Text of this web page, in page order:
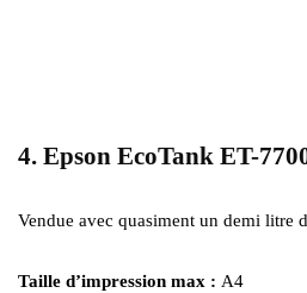
4. Epson EcoTank ET-
Vendue avec quasiment un demi litre
Taille d’impression max : A4